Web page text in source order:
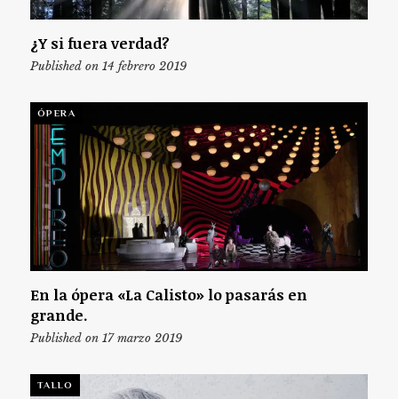
¿Y si fuera verdad?
Published on 14 febrero 2019
ÓPERA
En la ópera «La Calisto» lo pasarás en
grande.
Published on 17 marzo 2019
TALLO